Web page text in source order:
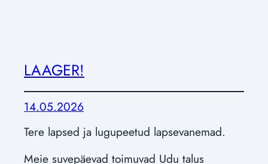
LAAGER!
14.05.2026
Tere lapsed ja lugupeetud lapsevanemad.
Meie suvepäevad toimuvad Udu talus